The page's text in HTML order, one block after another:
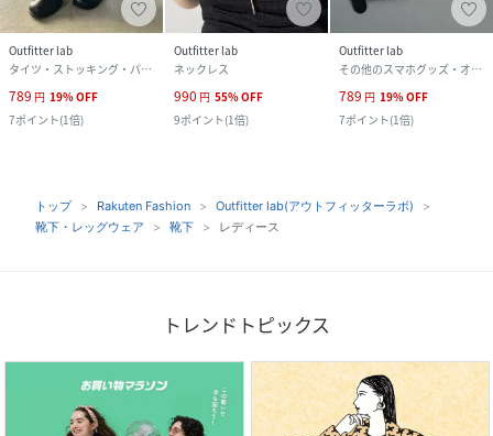
Outfitter lab
タイツ・ストッキング・パンスト
789 円 19%OFF
7ポイント(1倍)
Outfitter lab
ネックレス
990 円 55%OFF
9ポイント(1倍)
Outfitter lab
その他のスマホグッズ・オーディオ機器
789 円 19%OFF
7ポイント(1倍)
トップ Rakuten Fashion
Outfitter lab(アウトフィッターラボ)
靴下・レッグウェア
靴下 レディース
トレンドトピックス